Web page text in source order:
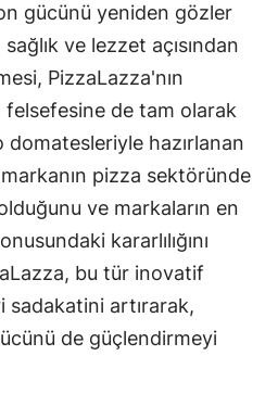
gücünü yeniden gözler
ve lezzet açısından
PizzaLazza'nın
de tam olarak
hazırlanan
markanın pizza sektöründe
ve markaların en
kararlılığını
bu tür inovatif
sadakatini artırarak,
de güçlendirmeyi